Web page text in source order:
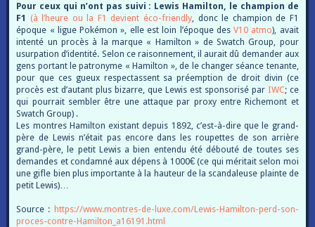
Pour ceux qui n’ont pas suivi : Lewis Hamilton, le champion de
F1 (à l’heure ou la F1 devient éco-friendly, donc le champion de F1
époque « ligue Pokémon », elle est loin l’époque desV10 atmo), avait
intenté un procès à la marque « Hamilton » de Swatch Group, pour
usurpation d’identité. Selon ce raisonnement, il aurait dû demander aux
gens portant le patronyme « Hamilton », de le changer séance tenante,
pour que ces gueux respectassent sa préemption de droit divin (ce
procès est d’autant plus bizarre, que Lewis est sponsorisé par IWC; ce
qui pourrait sembler être une attaque par proxy entre Richemont et
Swatch Group) .
Les montres Hamilton existant depuis 1892, c’est-à-dire que le grand-
père de Lewis n’était pas encore dans les roupettes de son arrière
grand-père, le petit Lewis a bien entendu été débouté de toutes ses
demandes et condamné aux dépens à 1000€ (ce qui méritait selon moi
une gifle bien plus importante à la hauteur de la scandaleuse plainte de
petit Lewis)…
Source : https://www.montres-de-luxe.com/Lewis-Hamilton-perd-son-
proces-contre-Hamilton_a16191.html